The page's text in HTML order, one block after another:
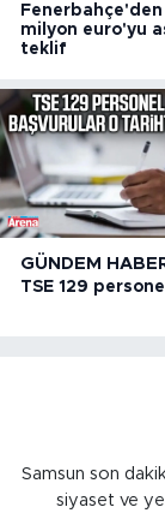
milyon euro'yu
teklif
GÜNDEM
TSE 129
Samsun son
siyaset ve